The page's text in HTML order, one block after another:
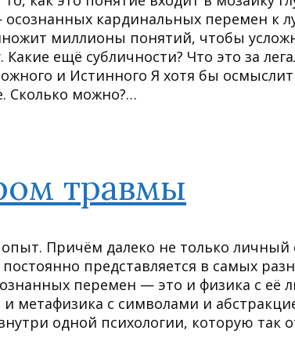
кардинальных перемен к
миллионы понятий, чтобы
Какие ещё субличности? Что это за
и Истинного Я хотя бы
Сколько можно?…
травмы
опыт. Причём далеко не только
представляется в самых
перемен — это и физика с её
метафизика с символами и
одной психологии, которую так